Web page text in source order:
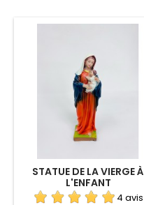
STATUE DE LA VIERGE À
L'ENFANT
4 avis